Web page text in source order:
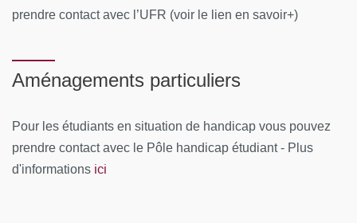
prendre contact avec l’UFR (voir le lien en savoir+)
Aménagements particuliers
Pour les étudiants en situation de handicap vous pouvez
prendre contact avec le Pôle handicap étudiant - Plus
d'informations ici